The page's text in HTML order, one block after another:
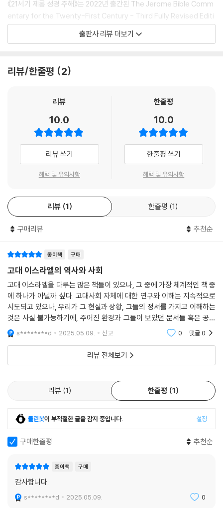
8.3. 아시리아의 말기 _181
8.3.1. 독립을 위한 이집트의 투쟁 _181
8.3.2. 메디아의 보복 _182
8.3.3. 나보폴라싸르의 바빌로니아 부흥 _184
8.4.1. 승자들 사이의 고대근동 분할 _187
8.4.2. 유다의 정치적 줄타기와 예루살렘의 멸망 _189
8.5. 바빌로니아 통치 아래에서 살기 _194
8.5.1. 바빌로니아 왕국의 특성 _195
8.5.2. 유배의 다른 현상 _196
8.5.3. 바빌로니아 문화 _197
9. 유배 후 복구(페르시아 시대: 기원전 6-4세기) _199
9.1. 역사 개요 _199
9.2.1. 페르시아 반란 _200
9.2.2. 페르시아 제국의 정점과 붕괴 _201
9.3.1. 페르시아 국제 정책에서 유다의 위치 _203
9.3.3. 그리스, 이집트, 유다인의 관점에서의 페르시아 _209
9.3.4. 유배자들과 귀환자들 사이의 긴장 _211
옮긴이의 말 _213
참고 문헌 _214
결론적으로 이스라엘 민족의 발생은 이집트에서 가나안으로 노예가 이주
한 것만으로는 설명할 수 없는 복잡한 과정이었다. 이집트에서 셈족 노예
들이 탈출한 것은 복잡한 민족 발생의 많은 요인 중 하나일 뿐이다. 마찬가
그 점은 후기 청동기와 철기 시대의 전환기에 작용한 다른 역학으로 보완
하는 중요한 요소로 마땅히 받아들여질 수 있다.
정치적·사회적 맥락에서 유다와 이스라엘 왕국의 발전을 보면, 이웃 왕국
에 대한 다윗의 습격도, 유다와 이스라엘 지파들이 다윗 왕권을 수용한 것
도, 네겝과 아람 사이에 있는 여러 족장 지역을 부분적으로 지배한 것도 영
속적인 결과를 만들지 못했다. 신명기 사가들은 유다와 이스라엘의 분리를
로 두 이웃 왕국이 형성되었다.
--- p.107
에 있었다. ‘전지全知한’ 아시리아 왕과 그의 스파이들, 수많은 정보원과
일을 알고 있으며, 비밀 외교 협상조차 아시리아에게는 비밀이 아니라는
인상을 주었다. 2열왕 18-19장 본문의 편집자들이 후대의 아주 다른 유형
의 청중에게 호소하기 위한 신학적 메시지를 전달했음에도 불구하고, 본문
의 배후에는 아시리아 관리들의 지배를 받는 데서 오는 좌절감이 있는 것
같다.
--- p.177
앗슈르가 이스라엘의 신보다 참으로 강하다는 것을 증명한 아시리아의 이
서 유다 독립의 급속한 쇠퇴는 불에 기름을 부었다. 그래서 야훼는 앗슈르
와 다른 아시리아 신들에게 종속되었는가? 이런 질문들이 열왕기 하권과
간에 새로운 신학적 성찰이 솟구쳤다. 이사야와 그의 제자들은 하느님을
장본인은 앗슈르가 아니라 유다의 신 야훼이고, 그분은 당신 백성의 죄를
--- p.178-179
결혼 금지를 통해 엄격한 민족 경계가 설정되었다. 재건의 신학적 기초는
《21세기 제롬 성경 주해》는 2022년 출간된 The Jerome Bible Comm
entary for the Twenty-First Century - Third Fully Revised Editi
on의 한국어판으로, 총 33권(성경 입문 3권, 구약성경 14권, 신약성경 11
권, 주제별 논문 5권)으로 나누어 출간됩니다.
첫째, 가톨릭교회의 성서학자들이 교회의 성경 해석 전통을 존중하며 쓴
둘째, 가톨릭교회의 성경 73권 전체의 주해와 관련 주제들을 포괄적으로
셋째, 성경에 관심이 있는 모든 교회 구성원이 볼 수 있는 수준으로 기술되
넷째, 성경 각 권에 대한 새로운 관점과 성서학의 최근 연구 결과가 반영된
릭교회의 성경 해석의 기준을 제시하는 책이 바로 《21세기 제롬 성경 주
해》입니다.
《고대 이스라엘의 역사와 사회》는 전체 33권 중 제2권이고, ‘성경 입문’ 부
책은, 교황청립 성서대학교의 구약주석학 교수인 페테르 두보프스키 신부
가 썼고, 최안나 수녀가 번역했습니다.
책의 특징을 살펴보면,
첫째, 통상적인 역사의 줄기를 ‘역사 개요’로 제시하고, ‘정치와 문화의 역
사’라는 관점으로 사건과 상황을 밝힙니다.
둘째, 현대 학자들과 독자들이 성경을 읽으며 이스라엘의 기원과 역사에
대해 제기했던 의문과 질문들을 다루고 있어 실제적이고 현실적입니다.
셋째, 많은 학설과 가설들로 논의가 활발했던 주제들로 자칫 혼란스러울
수 있는 서술을 보편적으로 합의된 내용 중심으로 아주 간결하게 설명합니
성경을 읽다 보면 이런저런 어려움을 만나게 됩니다. 특히 이스라엘 민족
이 더 어렵게 느껴질 수밖에 없습니다. 이 책을 통해 고대 이스라엘의 전체
적인 역사를 살펴보는 기회를 가져 보면 어떨까요? 북 왕국 이스라엘과 남
왕국 유다의 관계에서, 아시리아가 그들 역사에 미친 영향을 설명하는 부
사가 남의 역사로만 느껴지지 않기도 하여, 호기심을 갖게 되고 다가가 보
고픈 의욕도 생길 것입니다. 또 고대 이스라엘의 역사, 정치, 문화, 사회가
어떻게 성경에 스며들었는지를 알게 되면, 한층 더 자신감을 가지고 성경
출판사 리뷰 더보기
리뷰/한줄평 2
리뷰
10.0
리뷰 쓰기
혜택 및 유의사항
한줄평
10.0
한줄평 쓰기
혜택 및 유의사항
리뷰 1 한줄평 1
구매리뷰 추천순
종이책 구매
고대 이스라엘의 역사와 사회
고대 이스라엘을 다루는 많은 책들이 있으나, 그 중에 가장 체계적인 책 중
에 하나가 아닐까 싶다. 고대사회 자체에 대한 연구와 이해는 지속적으로
시도되고 있으나, 우리가 그 현실과 상황, 그들의 정서를 가지고 이해하는
것은 사실 불가능하기에, 주어진 환경과 그들이 보았던 문서들 혹은 공유
했던 개념들을 토대로 추적해가는 과정, 그 과정에서 지금의 관념과 철학
을 떠나서 이해
s********d 2025.05.09. 신고 0 댓글0
리뷰 전체보기
리뷰 1 한줄평 1
클린봇이 부적절한 글을 감지 중입니다. 설정
구매한줄평 추천순
종이책 구매
감사합니다.
s********d 2025.05.09. 0